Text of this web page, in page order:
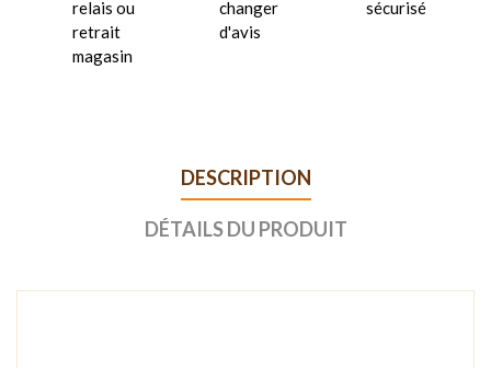
relais ou
retrait
magasin
changer
d'avis
sécurisé
DESCRIPTION
DÉTAILS DU PRODUIT